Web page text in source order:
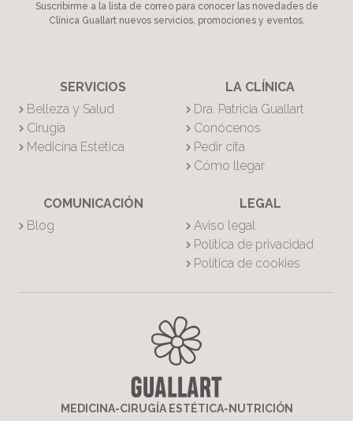
MEDICINA-CIRUGÍA ESTÉTICA-NUTRICIÓN
SERVICIOS
Belleza y Salud
Cirugía
Medicina Estética
LA CLÍNICA
Dra. Patricia Guallart
Conócenos
Pedir cita
Cómo llegar
COMUNICACIÓN
Blog
LEGAL
Aviso legal
Política de privacidad
Política de cookies
Suscribirme a la lista de correo para conocer las novedades de
Clínica Guallart nuevos servicios, promociones y eventos.